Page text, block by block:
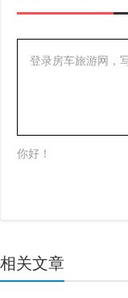
登录房车旅游网，
你好！
相关文章